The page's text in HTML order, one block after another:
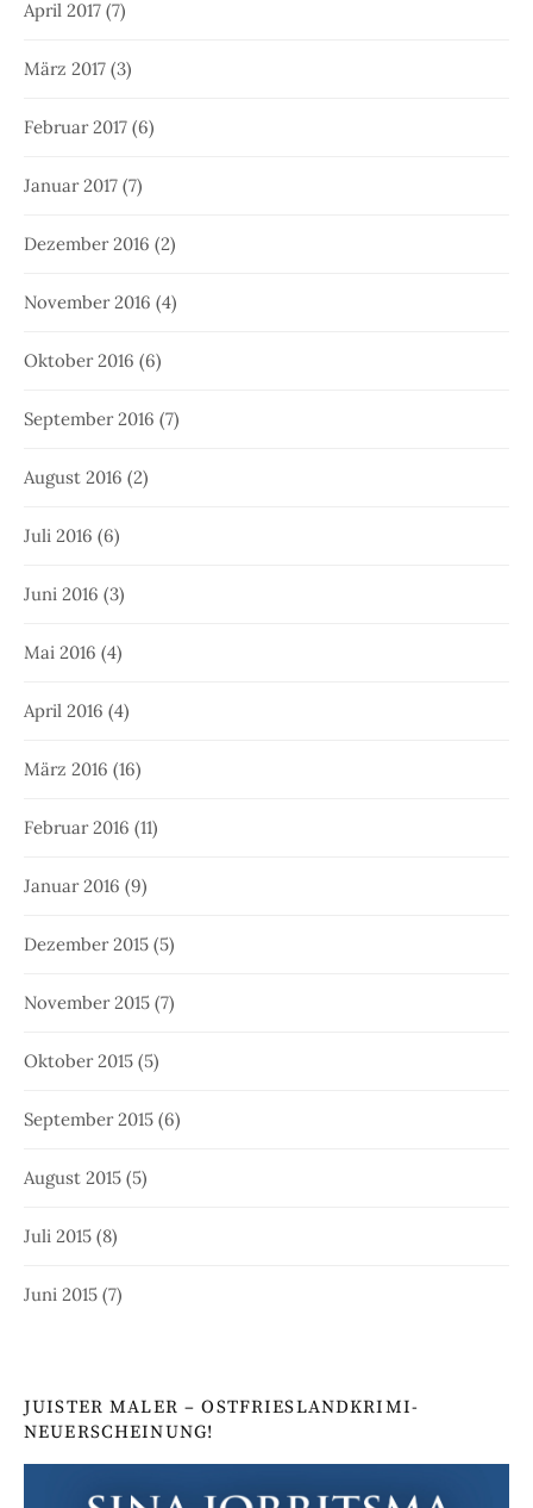
April 2017 (7)
März 2017 (3)
Februar 2017 (6)
Januar 2017 (7)
Dezember 2016 (2)
November 2016 (4)
Oktober 2016 (6)
September 2016 (7)
August 2016 (2)
Juli 2016 (6)
Juni 2016 (3)
Mai 2016 (4)
April 2016 (4)
März 2016 (16)
Februar 2016 (11)
Januar 2016 (9)
Dezember 2015 (5)
November 2015 (7)
Oktober 2015 (5)
September 2015 (6)
August 2015 (5)
Juli 2015 (8)
Juni 2015 (7)
JUISTER MALER – OSTFRIESLANDKRIMI-
NEUERSCHEINUNG!